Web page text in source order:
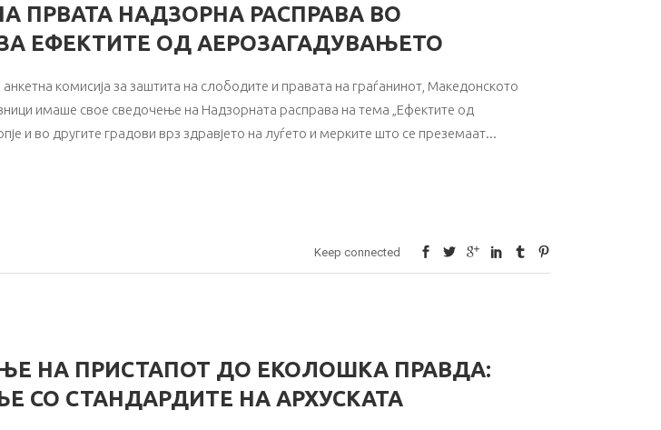
ПРВАТА НАДЗОРНА РАСПРАВА ВО
ЕФЕКТИТЕ ОД АЕРОЗАГАДУВАЊЕТО
комисија за заштита на слободите и правата на граѓанинот, Македонското
имаше свое сведочење на Надзорната расправа на тема „Ефектите од
и во другите градови врз здравјето на луѓето и мерките што се преземаат
Keep connected
НА ПРИСТАПОТ ДО ЕКОЛОШКА ПРАВДА:
СО СТАНДАРДИТЕ НА АРХУСКАТА